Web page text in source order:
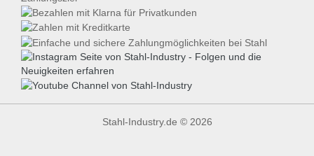
Stahl-Industry.de © 2026